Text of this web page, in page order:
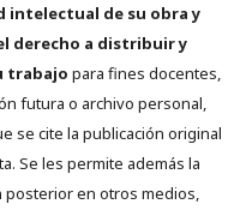
intelectual de su obra y
derecho a distribuir y
trabajo para fines docentes,
futura o archivo personal,
se cite la publicación original
Se les permite además la
posterior en otros medios,